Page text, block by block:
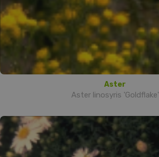
Aster
Aster linosyris 'Goldflake'